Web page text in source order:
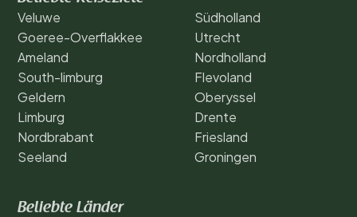
Veluwe
Goeree-Overflakkee
Ameland
South-limburg
Geldern
Limburg
Nordbrabant
Seeland
Südholland
Utrecht
Nordholland
Flevoland
Oberyssel
Drente
Friesland
Groningen
Beliebte Länder